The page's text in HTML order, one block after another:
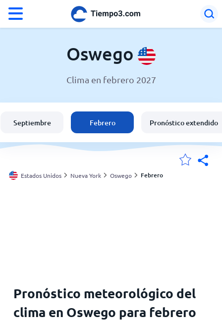
El clima en Oswego
España
Argentina
Oswego
Clima en febrero 2027
Septiembre Febrero Pronóstico extendido
Estados Unidos Nueva York Oswego Febrero
Pronóstico meteorológico del
clima en Oswego para febrero